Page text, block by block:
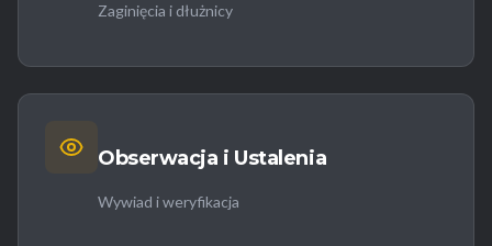
Zaginięcia i dłużnicy
Obserwacja i Ustalenia
Wywiad i weryfikacja